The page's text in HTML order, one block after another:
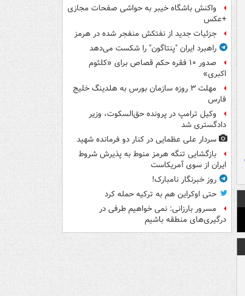
واکنش باشگاه خیبر به حواشی صفحات مجازی
+عکس
جزئیات جدید از نفتکش منفجر شده در هرمز
راهبرد ایران "پنتاگون" را شکست می‌دهد
صدور ۱۰ فقره حکم قصاص برای «کلثوم
اکبری»
مهلت ۳ روزه سازمان بورس به هلدینگ خلیج
فارس
وکیل ترامپ در پرونده حق‌السکوت، وزیر
دادگستری شد
سردار علی عظمایی در کنار دو فرمانده شهید
بازگشایی تنگه هرمز منوط به پذیرش شروط
ایران از سوی آمریکاست
روز خبرنگار نامبارک!
حتی اوکراین هم به ترکیه حمله کرد
مسرور بارزانی: نمی خواهیم طرفی در
درگیری‌های منطقه باشیم